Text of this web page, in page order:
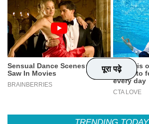
पूरा पढ़े
पूरा पढ़े
पूरा पढ़े
पूरा पढ़े